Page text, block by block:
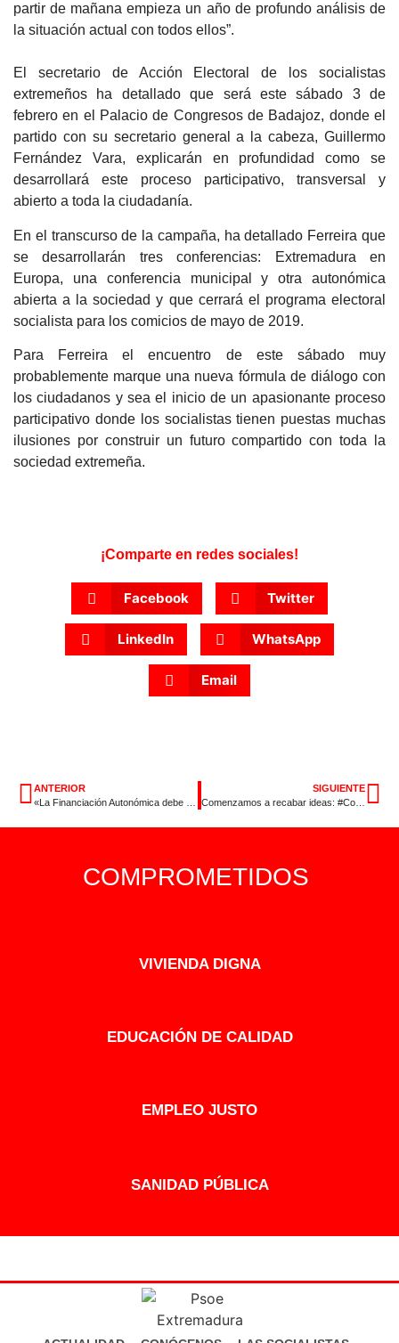
partir de mañana empieza un año de profundo análisis de
la situación actual con todos ellos”.
El secretario de Acción Electoral de los socialistas
extremeños ha detallado que será este sábado 3 de
febrero en el Palacio de Congresos de Badajoz, donde el
partido con su secretario general a la cabeza, Guillermo
Fernández Vara, explicarán en profundidad como se
desarrollará este proceso participativo, transversal y
abierto a toda la ciudadanía.
En el transcurso de la campaña, ha detallado Ferreira que
se desarrollarán tres conferencias: Extremadura en
Europa, una conferencia municipal y otra autonómica
abierta a la sociedad y que cerrará el programa electoral
socialista para los comicios de mayo de 2019.
Para Ferreira el encuentro de este sábado muy
probablemente marque una nueva fórmula de diálogo con
los ciudadanos y sea el inicio de un apasionante proceso
participativo donde los socialistas tienen puestas muchas
ilusiones por construir un futuro compartido con toda la
sociedad extremeña.
¡Comparte en redes sociales!
Facebook Twitter
LinkedIn WhatsApp
Email
ANTERIOR
«La Financiación Autonómica debe garantizar los mismos servicios sociales»
SIGUIENTE
Comenzamos a recabar ideas: #ContamosContigo
COMPROMETIDOS
VIVIENDA DIGNA
EDUCACIÓN DE CALIDAD
EMPLEO JUSTO
SANIDAD PÚBLICA